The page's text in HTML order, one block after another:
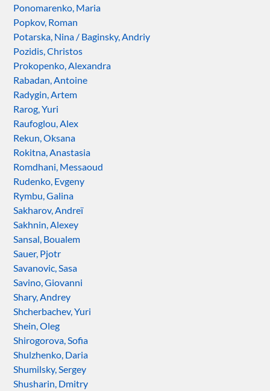
Ponomarenko, Maria
Popkov, Roman
Potarska, Nina / Baginsky, Andriy
Pozidis, Christos
Prokopenko, Alexandra
Rabadan, Antoine
Radygin, Artem
Rarog, Yuri
Raufoglou, Alex
Rekun, Oksana
Rokitna, Anastasia
Romdhani, Messaoud
Rudenko, Evgeny
Rymbu, Galina
Sakharov, Andreï
Sakhnin, Alexey
Sansal, Boualem
Sauer, Pjotr
Savanovic, Sasa
Savino, Giovanni
Shary, Andrey
Shcherbachev, Yuri
Shein, Oleg
Shirogorova, Sofia
Shulzhenko, Daria
Shumilsky, Sergey
Shusharin, Dmitry